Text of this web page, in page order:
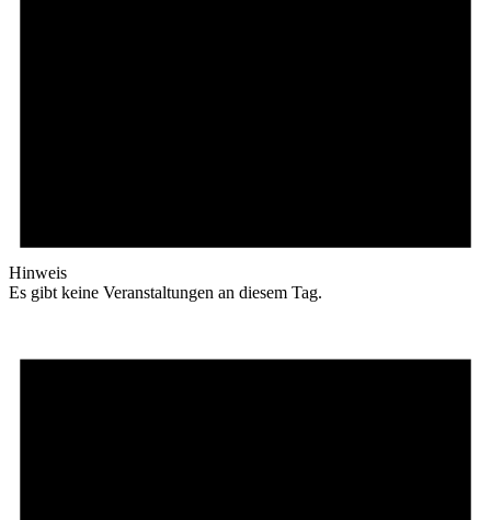
Hinweis
Es gibt keine Veranstaltungen an diesem Tag.